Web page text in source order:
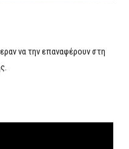
να την επαναφέρουν στη